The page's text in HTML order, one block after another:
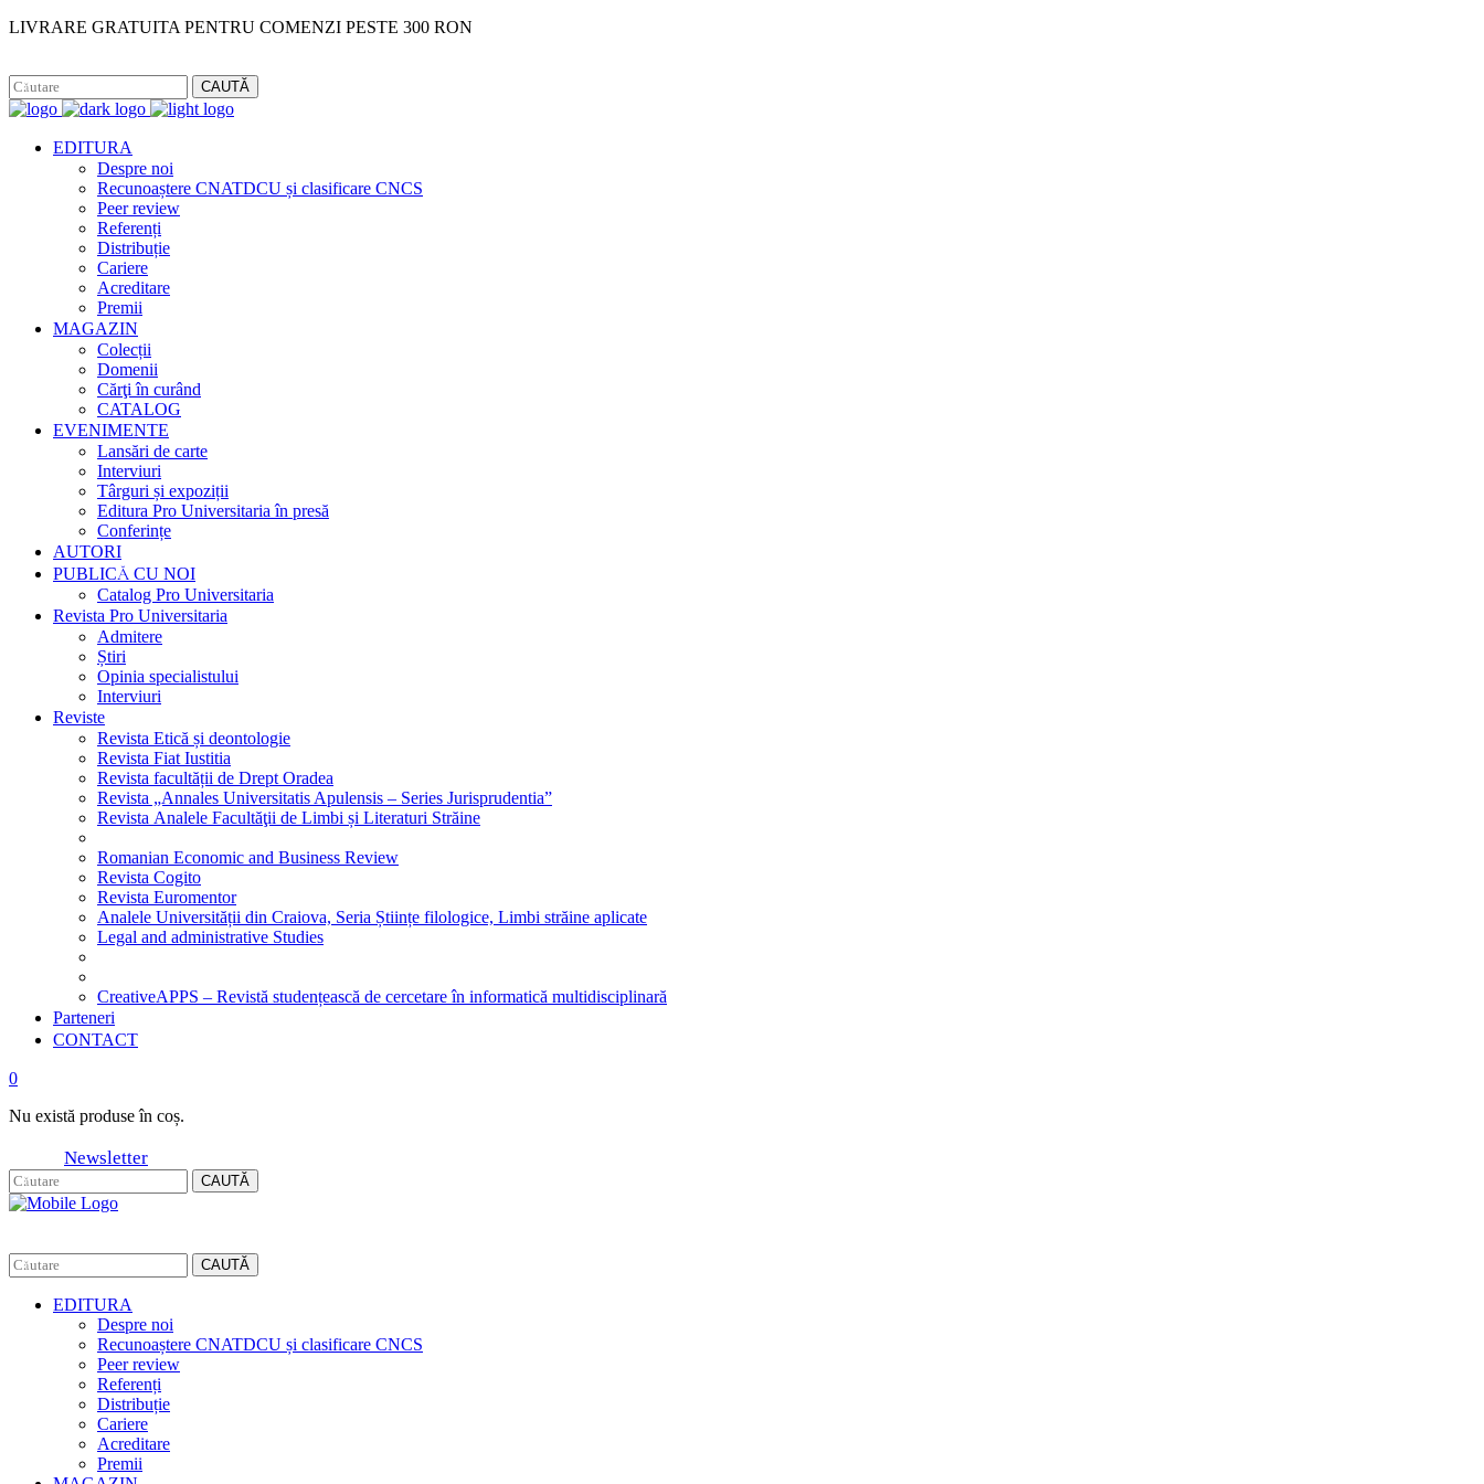
LIVRARE GRATUITA PENTRU COMENZI PESTE 300 RON
CAUTĂ
EDITURA
Despre noi
Recunoaștere CNATDCU și clasificare CNCS
Peer review
Referenți
Distribuție
Cariere
Acreditare
Premii
MAGAZIN
Colecții
Domenii
Cărţi în curând
CATALOG
EVENIMENTE
Lansări de carte
Interviuri
Târguri și expoziții
Editura Pro Universitaria în presă
Conferințe
AUTORI
PUBLICĂ CU NOI
Catalog Pro Universitaria
Revista Pro Universitaria
Admitere
Știri
Opinia specialistului
Interviuri
Reviste
Revista Etică și deontologie
Revista Fiat Iustitia
Revista facultății de Drept Oradea
Revista „Annales Universitatis Apulensis – Series Jurisprudentia”
Revista Analele Facultăţii de Limbi și Literaturi Străine
Romanian Economic and Business Review
Revista Cogito
Revista Euromentor
Analele Universității din Craiova, Seria Științe filologice, Limbi străine aplicate
Legal and administrative Studies
CreativeAPPS – Revistă studențească de cercetare în informatică multidisciplinară
Parteneri
CONTACT
0
Nu există produse în coș.
Newsletter
CAUTĂ
CAUTĂ
EDITURA
Despre noi
Recunoaștere CNATDCU și clasificare CNCS
Peer review
Referenți
Distribuție
Cariere
Acreditare
Premii